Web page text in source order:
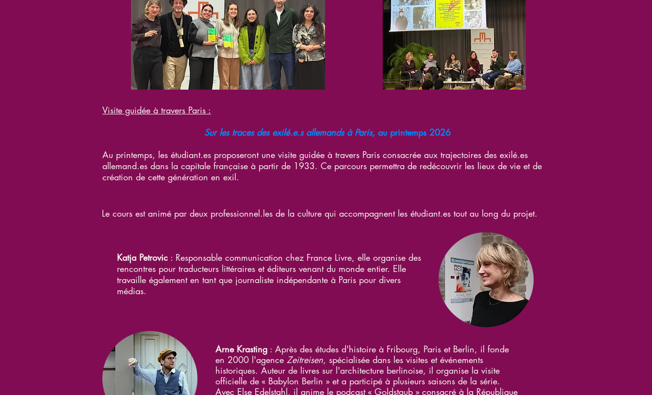
Visite guidée à travers Paris :
Sur les traces des exilé.e.s allemands à Paris, au printemps 2026
Au printemps, les étudiant.es proposeront une visite guidée à travers Paris consacrée aux trajectoires des exilé.es
allemand.es dans la capitale française à partir de 1933. Ce parcours permettra de redécouvrir les lieux de vie et de
création de cette génération en exil.
Le cours est animé par deux professionnel.les de la culture qui accompagnent les étudiant.es tout au long du projet.
Katja Petrovic : Responsable communication chez France Livre, elle organise des
rencontres pour traducteurs littéraires et éditeurs venant du monde entier. Elle
travaille également en tant que journaliste indépendante à Paris pour divers
médias.
Arne Krasting : Après des études d'histoire à Fribourg, Paris et Berlin, il fonde
en 2000 l'agence Zeitreisen, spécialisée dans les visites et événements
historiques. Auteur de livres sur l'architecture berlinoise, il organise la visite
officielle de « Babylon Berlin » et a participé à plusieurs saisons de la série.
Avec Else Edelstahl, il anime le podcast « Goldstaub » consacré à la République